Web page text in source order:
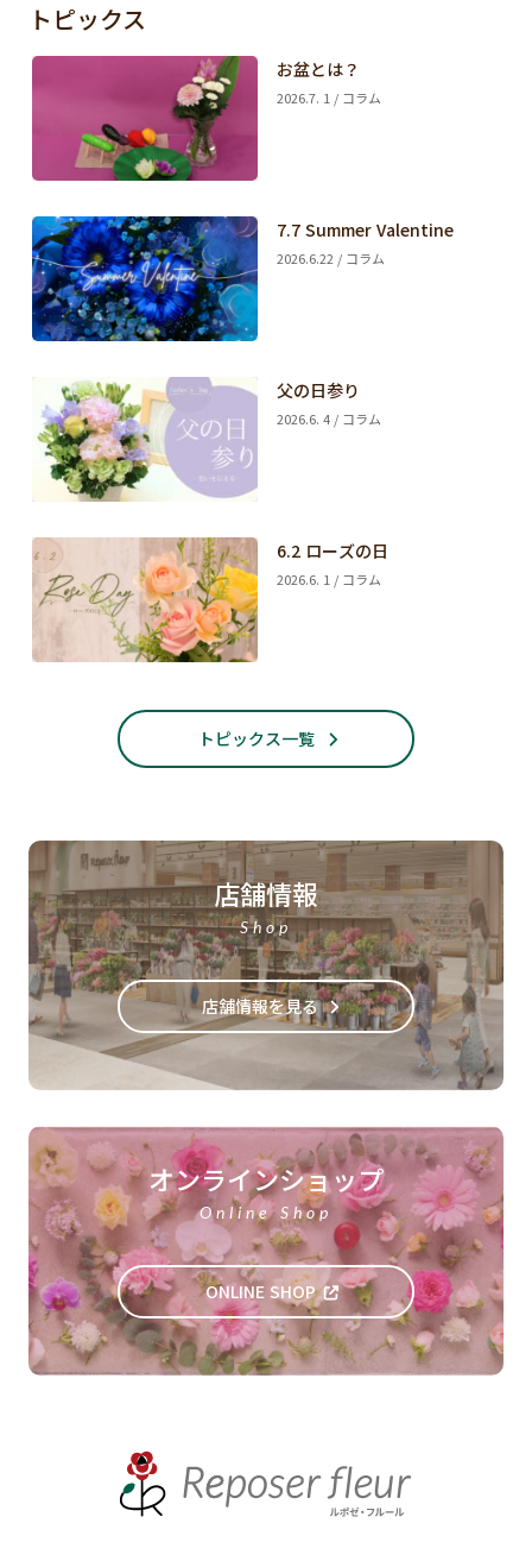
トピックス
お盆とは？
2026.7. 1 / コラム
7.7 Summer Valentine
2026.6.22 / コラム
父の日参り
2026.6. 4 / コラム
6.2 ローズの日
2026.6. 1 / コラム
トピックス一覧
店舗情報
Shop
店舗情報を見る
オンラインショップ
Online Shop
ONLINE SHOP